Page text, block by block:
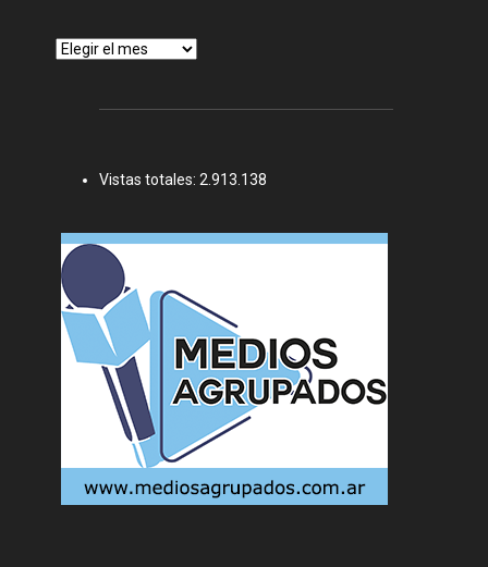
Archivos
Vistas totales: 2.913.138